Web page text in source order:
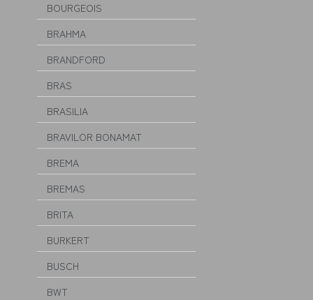
BOURGEOIS
BRAHMA
BRANDFORD
BRAS
BRASILIA
BRAVILOR BONAMAT
BREMA
BREMAS
BRITA
BURKERT
BUSCH
BWT